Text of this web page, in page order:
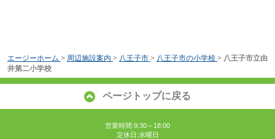
エージーホーム > 周辺施設案内 > 八王子市 > 八王子市の小学校 > 八王子市立由
井第二小学校
ページトップに戻る
営業時間:9:30～18:00
定休日:水曜日